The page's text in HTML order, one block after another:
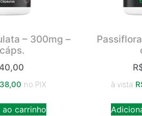
– 300mg –
40,00
38,00 no PIX
carrinho
à vista